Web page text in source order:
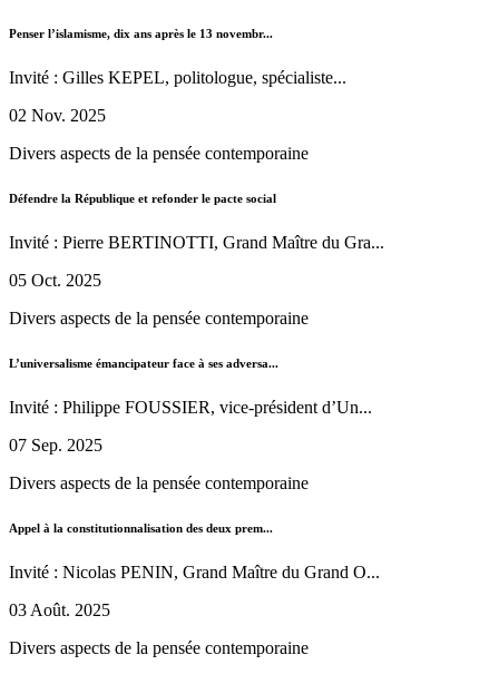
Penser l’islamisme, dix ans après le 13 novembr...
Invité : Gilles KEPEL, politologue, spécialiste...
02 Nov. 2025
Divers aspects de la pensée contemporaine
Défendre la République et refonder le pacte social
Invité : Pierre BERTINOTTI, Grand Maître du Gra...
05 Oct. 2025
Divers aspects de la pensée contemporaine
L’universalisme émancipateur face à ses adversa...
Invité : Philippe FOUSSIER, vice-président d’Un...
07 Sep. 2025
Divers aspects de la pensée contemporaine
Appel à la constitutionnalisation des deux prem...
Invité : Nicolas PENIN, Grand Maître du Grand O...
03 Août. 2025
Divers aspects de la pensée contemporaine